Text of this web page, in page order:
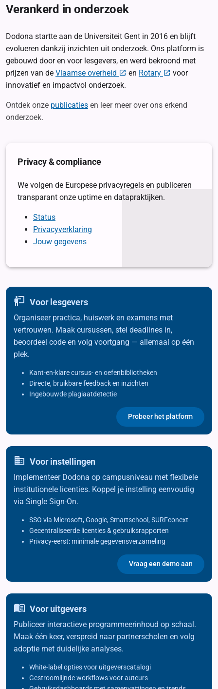
Verankerd in onderzoek
Dodona startte aan de Universiteit Gent in 2016 en blijft
evolueren dankzij inzichten uit onderzoek. Ons platform is
gebouwd door en voor lesgevers, en werd bekroond met
prijzen van de Vlaamse overheid en Rotary
voor
innovatief en impactvol onderzoek.
Ontdek onze publicaties en leer meer over ons erkend
onderzoek.
Privacy & compliance
We volgen de Europese privacyregels en publiceren
transparant onze uptime en datapraktijken.
Status
Privacyverklaring
Jouw gegevens
Oplossingen
Voor lesgevers
Organiseer practica, huiswerk en examens met
vertrouwen. Maak cursussen, stel deadlines in,
beoordeel code en volg voortgang — allemaal op één
plek.
Kant-en-klare cursus- en oefenbibliotheken
Directe, bruikbare feedback en inzichten
Ingebouwde plagiaatdetectie
Probeer het platform
Voor instellingen
Implementeer Dodona op campusniveau met flexibele
institutionele licenties. Koppel je instelling eenvoudig
via Single Sign-On.
SSO via Microsoft, Google, Smartschool, SURFconext
Gecentraliseerde licenties & gebruiksrapporten
Privacy-eerst: minimale gegevensverzameling
Vraag een demo aan
Voor uitgevers
Publiceer interactieve programmeerinhoud op schaal.
Maak één keer, verspreid naar partnerscholen en volg
adoptie met duidelijke analyses.
White-label opties voor uitgeverscatalogi
Gestroomlijnde workflows voor auteurs